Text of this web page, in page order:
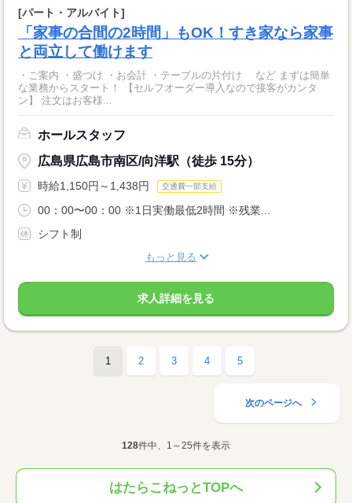
[パート・アルバイト]
「家事の合間の2時間」もOK！すき家なら家事
と両立して働けます
・ご案内 ・盛つけ ・お会計 ・テーブルの片付け など まずは簡単
な業務からスタート！ 【セルフオーダー導入なので接客がカンタ
ン】 注文はお客様...
ホールスタッフ
広島県広島市南区/向洋駅（徒歩 15分）
時給1,150円～1,438円 交通費一部支給
00：00〜00：00 ※1日実働最低2時間 ※残業...
シフト制
もっと見る
求人詳細を見る
1 2 3 4 5
次のページへ
128件中、1～25件を表示
はたらこねっとTOPへ